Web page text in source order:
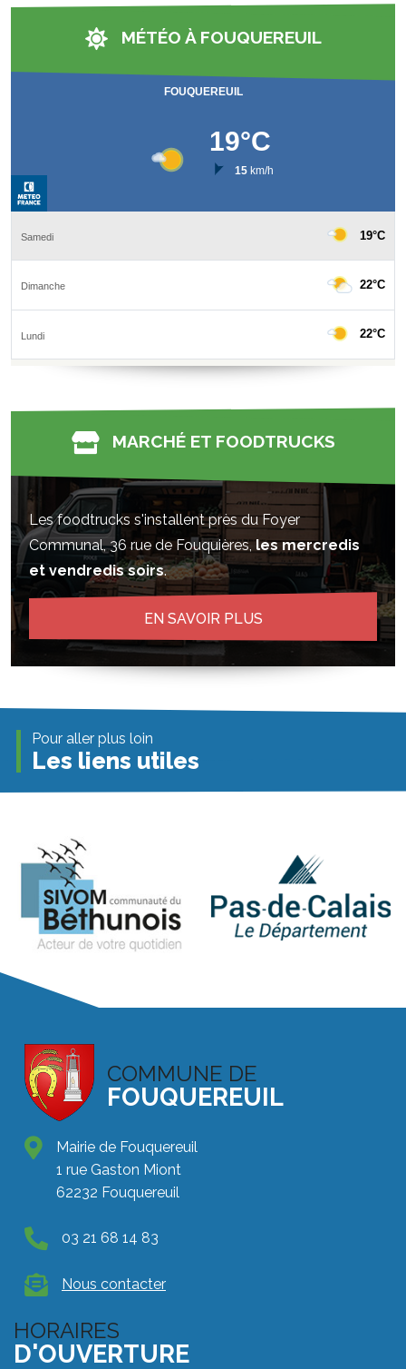
MÉTÉO À FOUQUEREUIL
MARCHÉ ET FOODTRUCKS
Les foodtrucks s'installent près du Foyer
Communal, 36 rue de Fouquières,les mercredis
et vendredis soirs.
EN SAVOIR PLUS
Pour aller plus loin
Les liens utiles
COMMUNE DE
FOUQUEREUIL
Mairie de Fouquereuil
1 rue Gaston Miont
62232 Fouquereuil
03 21 68 14 83
Nous contacter
HORAIRES
D'OUVERTURE